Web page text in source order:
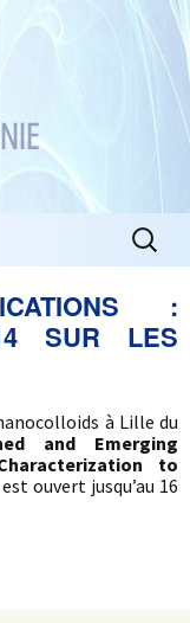
:
SUR LES
à Lille du
and Emerging
to
ouvert jusqu’au 16